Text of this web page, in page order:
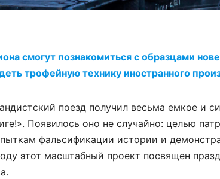
смогут познакомиться с образцами
трофейную технику иностранного
поезд получил весьма емкое и
Появилось оно не случайно: целью
фальсификации истории и
этот масштабный проект посвящен